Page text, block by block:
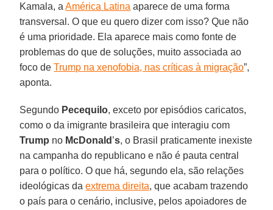
Kamala, aAmérica Latina aparece de uma forma
transversal. O que eu quero dizer com isso? Que não
é uma prioridade. Ela aparece mais como fonte de
problemas do que de soluções, muito associada ao
foco deTrump na xenofobia, nas críticas à migração”,
aponta.
Segundo Pecequilo, exceto por episódios caricatos,
como o da imigrante brasileira que interagiu com
Trump no McDonald ’s, o Brasil praticamente inexiste
na campanha do republicano e não é pauta central
para o político. O que há, segundo ela, são relações
ideológicas daextrema direita, que acabam trazendo
o país para o cenário, inclusive, pelos apoiadores de